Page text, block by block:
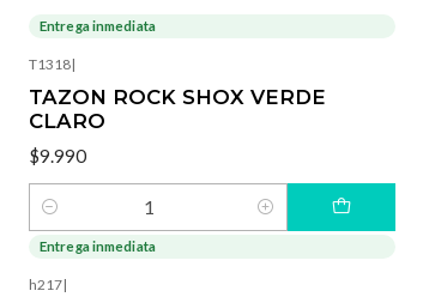
Entrega inmediata
T1318|
TAZON ROCK SHOX VERDE
CLARO
$9.990
Cantidad
-15%
Entrega inmediata
h217|